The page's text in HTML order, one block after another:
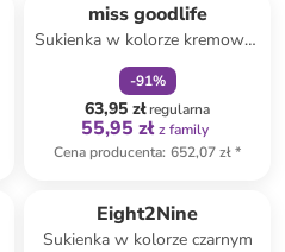
miss goodlife
Sukienka w kolorze kremowo-
fioletowym
-91%
63,95 złregularna
55,95 zł z family
Cena producenta: 652,07 zł*
Eight2Nine
Sukienka w kolorze czarnym